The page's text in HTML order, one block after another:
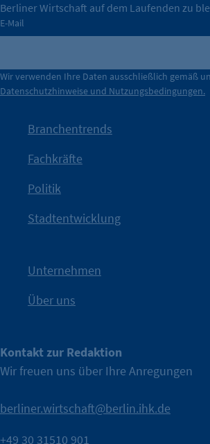
IHK Berlin. Offizieller Unterstützer der
Nach einer aufmerksamkeitsstarken
Kampagne der IHK Berlin in die nächste
IHK?“wurde bewusst Neugier geweckt
mit Haltung.
Die Unternehmer stehen
der Berliner Wirtschaft.
Durch ihre Perspektiven wird deutlich,
konkret bedeutet – und wie die IHK
tatsächlich unterstützt.
Berliner Wirtschaft auf dem Laufenden zu
E-Mail
Wir verwenden Ihre Daten ausschließlich gemäß
Datenschutzhinweise und Nutzungsbedingungen.
Branchentrends
Fachkräfte
Politik
Stadtentwicklung
Unternehmen
Über uns
Kontakt zur Redaktion
Wir freuen uns über Ihre Anregungen
berliner.wirtschaft@berlin.ihk.de
+49 30 31510 901